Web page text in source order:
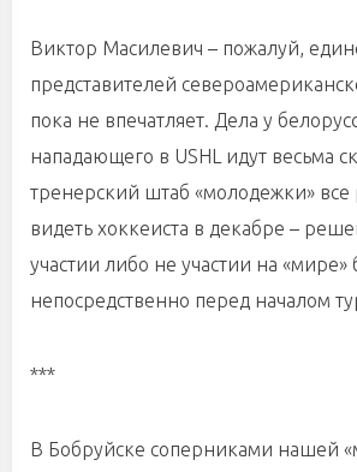
Виктор Масилевич – пожалуй,
представителей
пока не впечатляет. Дела у
нападающего в USHL идут весьма
тренерский штаб «молодежки» все
видеть хоккеиста в декабре –
участии либо не участии на «мире»
непосредственно перед началом
***
В Бобруйске соперниками нашей